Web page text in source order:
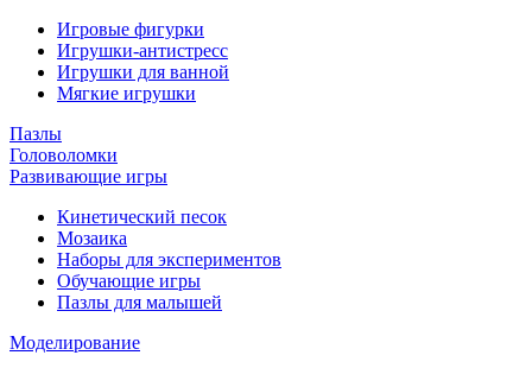
Игровые фигурки
Игрушки-антистресс
Игрушки для ванной
Мягкие игрушки
Пазлы
Головоломки
Развивающие игры
Кинетический песок
Мозаика
Наборы для экспериментов
Обучающие игры
Пазлы для малышей
Моделирование